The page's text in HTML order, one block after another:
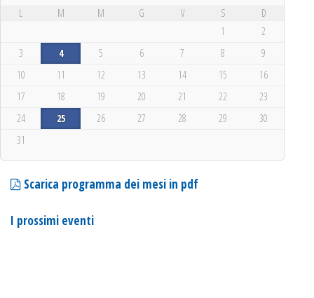
L
M M G V S
D
1
2
3
4 5 6 7 8
9
10
11 12 13 14 15
16
17
18 19 20 21 22
23
24
25 26 27 28 29
30
31
Scarica programma dei mesi in pdf
I prossimi eventi